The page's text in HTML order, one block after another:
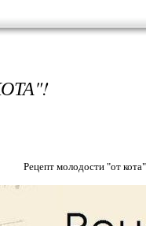
Рецепт молодости "от